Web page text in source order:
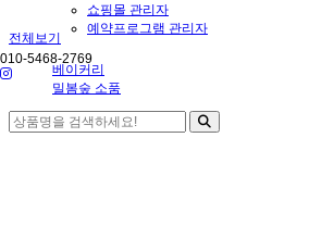
쇼핑몰 관리자
예약프로그램 관리자
010-5468-2769
전체보기
베이커리
밀봄숲 소품